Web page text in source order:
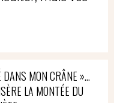
DANS MON CRÂNE »…
LA MONTÉE DU